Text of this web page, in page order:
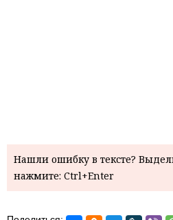
Нашли ошибку в тексте?
нажмите: Ctrl+Enter